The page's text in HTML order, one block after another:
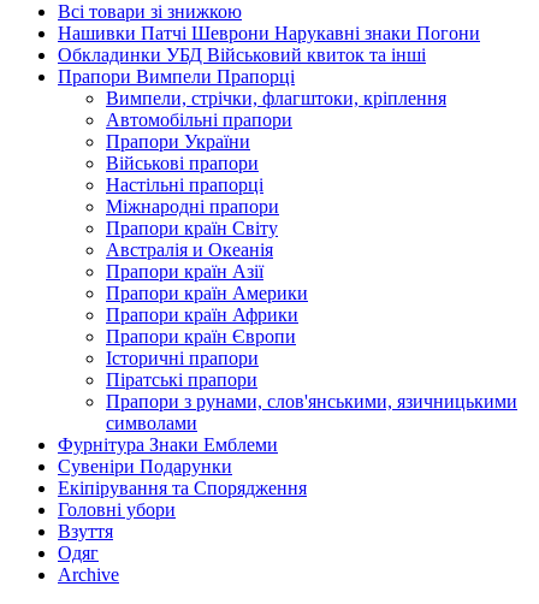
Всі товари зі знижкою
Нашивки Патчі Шеврони Нарукавні знаки Погони
Обкладинки УБД Військовий квиток та інші
Прапори Вимпели Прапорці
Вимпели, стрічки, флагштоки, кріплення
Автомобільні прапори
Прапори України
Військові прапори
Настільні прапорці
Міжнародні прапори
Прапори країн Світу
Австралія и Океанія
Прапори країн Азії
Прапори країн Америки
Прапори країн Африки
Прапори країн Європи
Історичні прапори
Піратські прапори
Прапори з рунами, слов'янськими, язичницькими
символами
Фурнітура Знаки Емблеми
Сувеніри Подарунки
Екіпірування та Спорядження
Головні убори
Взуття
Одяг
Archive